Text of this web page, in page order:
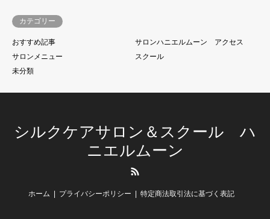
カテゴリー
おすすめ記事
サロンハニエルムーン アクセス
サロンメニュー
スクール
未分類
シルクケアサロン＆スクール ハ
ニエルムーン
ホーム プライバシーポリシー 特定商法取引法に基づく表記